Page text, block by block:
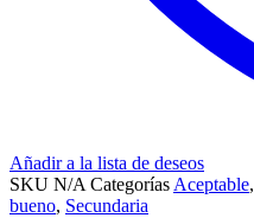
Añadir a la lista de deseos
SKU N/A Categorías Aceptable,
bueno, Secundaria